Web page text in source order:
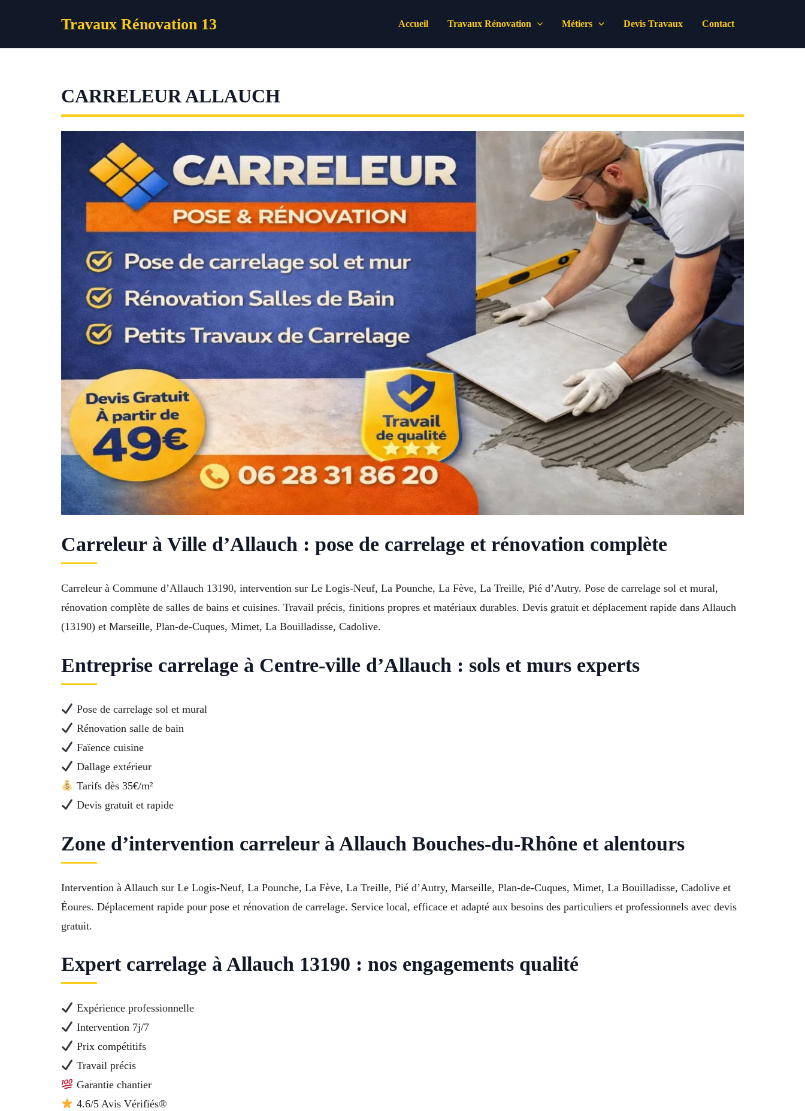
Travaux Rénovation 13 Accueil Travaux Rénovation Métiers Devis Travaux Contact
CARRELEUR ALLAUCH
Carreleur à Ville d’Allauch : pose de carrelage et rénovation complète
Carreleur à Commune d’Allauch 13190, intervention sur Le Logis-Neuf, La Pounche, La Fève, La Treille, Pié d’Autry. Pose de carrelage sol et mural,
rénovation complète de salles de bains et cuisines. Travail précis, finitions propres et matériaux durables. Devis gratuit et déplacement rapide dans Allauch
(13190) et Marseille, Plan-de-Cuques, Mimet, La Bouilladisse, Cadolive.
Entreprise carrelage à Centre-ville d’Allauch : sols et murs experts
Pose de carrelage sol et mural
Rénovation salle de bain
Faïence cuisine
Dallage extérieur
Tarifs dès 35€/m²
Devis gratuit et rapide
Zone d’intervention carreleur à Allauch Bouches-du-Rhône et alentours
Intervention à Allauch sur Le Logis-Neuf, La Pounche, La Fève, La Treille, Pié d’Autry, Marseille, Plan-de-Cuques, Mimet, La Bouilladisse, Cadolive et
Éoures. Déplacement rapide pour pose et rénovation de carrelage. Service local, efficace et adapté aux besoins des particuliers et professionnels avec devis
gratuit.
Expert carrelage à Allauch 13190 : nos engagements qualité
Expérience professionnelle
Intervention 7j/7
Prix compétitifs
Travail précis
Garantie chantier
4.6/5 Avis Vérifiés®